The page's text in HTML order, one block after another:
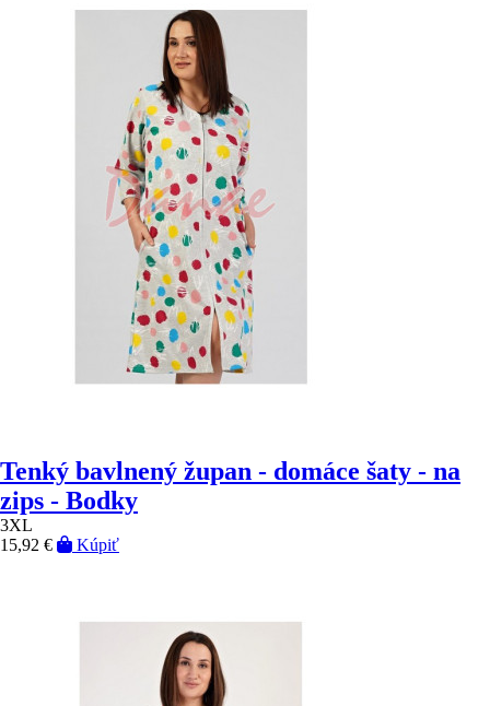
Tenký bavlnený župan - domáce šaty - na
zips - Bodky
3XL
15,92 €
Kúpiť